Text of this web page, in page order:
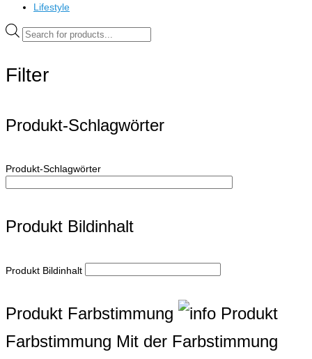
Lifestyle
Products
search
Filter
Produkt-Schlagwörter
Produkt-Schlagwörter
Produkt Bildinhalt
Produkt Bildinhalt
Produkt Farbstimmung
Produkt
Farbstimmung Mit der Farbstimmung